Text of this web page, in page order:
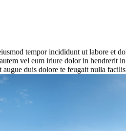
tempor incididunt ut labore
vel eum iriure dolor in hendrerit
duis dolore te feugait nulla